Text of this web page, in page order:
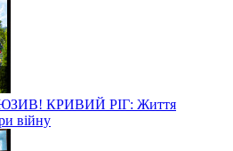
КРИВИЙ РІГ: Життя
війну